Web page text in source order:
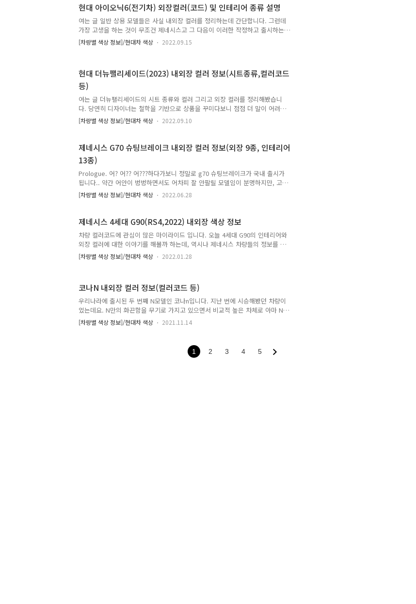
탈릭) 컬러 - 8종 [어비스 블랙 펄 - 컬러코드 : A2B] 대형차에서 빼놓을 수 없는
블랙 컬러입니다. 개인적으로 이전 모델이었던 더뉴그랜저ig 페이스리프트에선
의외로 가장 어울리지 않는 색상이 블랙이었는데 풀체인지되면서 다시 잘 어울
리는 모습으로 변화되었다고 생각합니다. 실물을 찍은 사진은 아래와 같습니..
현대 아이오닉6(전기차) 외장컬러(코드) 및 인테리어 종류 설명
여는 글 일반 상용 모델들은 사실 내외장 컬러를 정리하는데 간단합니다. 그런데
가장 고생을 하는 것이 무조건 제네시스고 그 다음이 이러한 작정하고 출시하는
아이오닉 전기차 시리즈 입니다. 오늘 소개할 아이오닉6는 특히나 아이오닉5만
큼이나 현대에서 기를 쓰고 출시하는 차량인만큼 구성이 다소 복잡합니다. 외장
야 하는데 아래에서 설명하기가 어려우니 간단하게 설명하겠습니다. 일단 주행거
리가 짧은 스탠다드 모델은 생략하고, 롱레인지 모델의 옵션 등급은 일단 번외로
가격을 낮춘 모델인 E-LITE(이-라이트)가 있습니다. 제가 예전에 욕을 했던 모닝
의 마이너스 옵..
[차량별 색상 정보]/현대차 색상 2022.09.15
현대 더뉴팰리세이드(2023) 내외장 컬러 정보(시트종류,컬러코드
등)
여는 글 더뉴팰리세이드의 시트 종류와 컬러 그리고 외장 컬러를 정리해봤습니
다. 당연히 디자이너는 철학을 기반으로 상품을 꾸미다보니 점점 더 말이 어려워
지는데 제가 몇 가지 알려드리는 것을 먼저 보고 본문을 읽으시면 이해가 빠르실
겁니다. (인테리어) 버건디 : 빨간색 (외장) 크리미 화이트 펄 : 흰색 (외장) 쉬머링
펄 : 남색 (외장) 가이아 브라운 펄 : 갈색 (외장) 어비스 블랙 펄 : 검정색 (외장)
로버스트 에메랄드 펄 : 녹색 1. 더뉴팰리세이드 인테리어 인테리어 컬러는 블랙,
버건디, 웜그레이, 브라운 총 4가지가 있습니다. 다만 시트의 재질이나 특정 컬러
는 일부 등급에서만 선택이 가능하게 되어 있습니다...
[차량별 색상 정보]/현대차 색상 2022.09.10
제네시스 G70 슈팅브레이크 내외장 컬러 정보(외장 9종, 인테리어
13종)
Prologue. 어? 어?? 어???하다가보니 정말로 g70 슈팅브레이크가 국내 출시가
됩니다.. 약간 어안이 벙벙하면서도 어차피 잘 안팔릴 모델임이 분명하지만, 고
급차에 웨건이 나온다는게 정말이지 반갑습니다. 출시 소식을 듣기 며칠전 프랑
스 디자인 유학파 선배를 만나 이야기를 하다가 G70 슈팅브레이크 이야기가 나
랬더니 저와 공통적으로 '이미지상으로는 실버 컬러가 가장 잘 어울린다'와 '전
반적인 디자인 밸런스가 훌륭하다'는 의견이었고, 후면 디자인에 있어는 호불호
가 갈렸네요. 외장 총 9종, 인터레이 13종이 준비되었으니 한 번 감상하면서 나
만의 원픽을 한 번 골라보시죠. 개인적으로 저의 내외장 원픽은 외장은 세빌 실
버, 인..
[차량별 색상 정보]/현대차 색상 2022.06.28
제네시스 4세대 G90(RS4,2022) 내외장 색상 정보
차량 컬러코드에 관심이 많은 마이라이드 입니다. 오늘 4세대 G90의 인테리어와
외장 컬러에 대한 이야기를 해볼까 하는데, 역시나 제네시스 차량들의 정보를 정
리할 때가 가장 힘이듭니다... 그만큼 선택지도 많고 '왜?'라는 이유도 많기 때문
에 단순히 정리해서 올릴 수가 없고 공부도 많이 해야하기 때문입니다. 이번 포
→시그니처 디자인 셀렉션 이렇게 구분 됩니다. 스탠다드가 기본이며 시그니처
디자인 셀렉션을 추가하게 되면 옵션 비용은 550만원 입니다. 시트 종류 : 천연
가죽 시트 컬러 : 블랙 모노톤, 블랙/보르도 브라운 투톤, 브라운/글레이셔 ..
[차량별 색상 정보]/현대차 색상 2022.01.28
코나N 내외장 컬러 정보(컬러코드 등)
우리나라에 출시된 두 번째 N모델인 코나n입니다. 지난 번에 시승해봤던 차량이
었는데요. N만의 화끈함을 무기로 가지고 있으면서 비교적 높은 차체로 아마 N
중에 가장 실생활에 편한 차량이 아닌가 싶은 차량이기도 합니다. 이번에 외장
컬러와 인테리어 정보를 정리해봤는데 그래비티 골드 매트라는 무광 컬러가 들
이 차라리 코나 초기형 모델에서 디자인이 파생되었다면 더 많이 팔리지 않았을
까 싶기도 하고, 그냥 아반떼n을 위한 희생양이었나 싶기도 하고 그렇습니다. 1.
[차량별 색상 정보]/현대차 색상 2021.11.14
1 2 3 4 5